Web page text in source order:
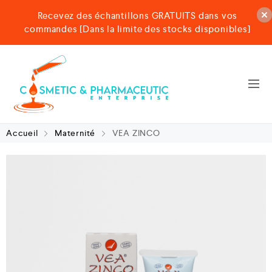
Accueil Maternité VEA ZINCO
Recevez des échantillons GRATUITS dans vos
commandes [Dans la limite des stocks disponibles]